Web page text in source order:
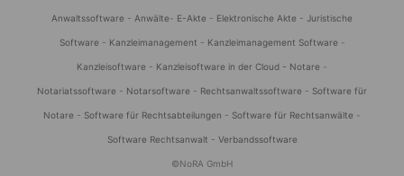
Anwaltssoftware - Anwälte- E-Akte - Elektronische Akte - Juristische
Software - Kanzleimanagement - Kanzleimanagement Software -
Kanzleisoftware - Kanzleisoftware in der Cloud - Notare -
Notariatssoftware - Notarsoftware - Rechtsanwaltssoftware - Software für
Notare - Software für Rechtsabteilungen - Software für Rechtsanwälte -
Software Rechtsanwalt - Verbandssoftware
©NoRA GmbH